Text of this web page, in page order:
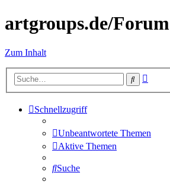
artgroups.de/Forum
Zum Inhalt
Suche
Schnellzugriff
Unbeantwortete Themen
Aktive Themen
Suche